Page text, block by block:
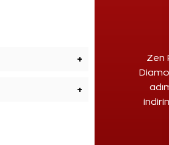
Zen
+
+